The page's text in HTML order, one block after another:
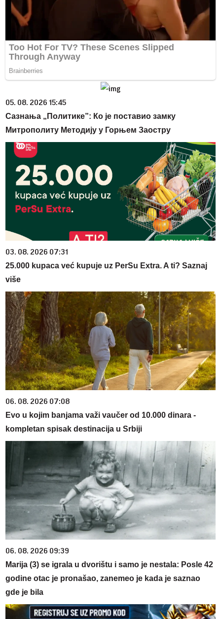
05. 08. 2026 15:45
Сазнања „Политике”: Ко је поставио замку
Митрополиту Методију у Горњем Заостру
03. 08. 2026 07:31
25.000 kupaca već kupuje uz PerSu Extra. A ti? Saznaj
više
06. 08. 2026 07:08
Evo u kojim banjama važi vaučer od 10.000 dinara -
kompletan spisak destinacija u Srbiji
06. 08. 2026 09:39
Marija (3) se igrala u dvorištu i samo je nestala: Posle 42
godine otac je pronašao, zanemeo je kada je saznao
gde je bila